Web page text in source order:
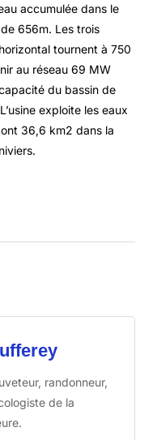
accumulée dans le
656m. Les trois
tournent à 750
au réseau 69 MW
du bassin de
exploite les eaux
36,6 km2 dans la
randonneur,
de la